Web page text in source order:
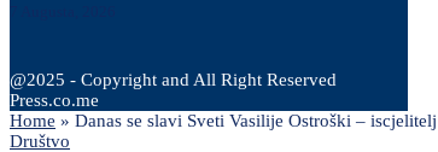
@2025 - Copyright and All Right Reserved
Press.co.me
Home » Danas se slavi Sveti Vasilije Ostroški –
Društvo